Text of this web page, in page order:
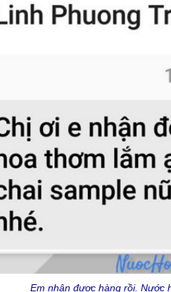
Em nhận được hàng rồi. Nước